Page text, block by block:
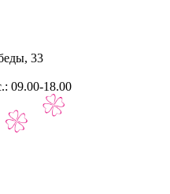
33
09.00-18.00